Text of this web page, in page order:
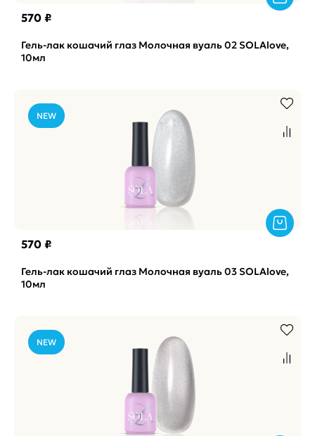
570 ₽
Гель-лак кошачий глаз Молочная вуаль 02 SOLAlove,
10мл
NEW
570 ₽
Гель-лак кошачий глаз Молочная вуаль 03 SOLAlove,
10мл
NEW